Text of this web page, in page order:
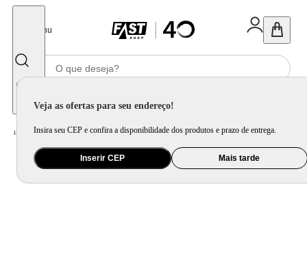
Menu
Veja as ofertas para seu endereço!
Insira seu CEP e confira a disponibilidade dos produtos e prazo de entrega.
Inserir CEP Mais tarde
Home Cama, Mesa e Banho / Cama / Cobertor e Edredom / Duvet Colors Oliveira 200 Fios Solteiro